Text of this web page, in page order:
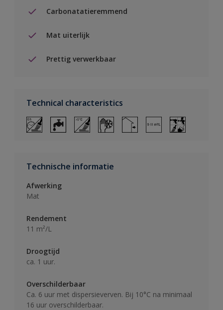
Carbonatatieremmend
Mat uiterlijk
Prettig verwerkbaar
Technical characteristics
Technische informatie
Afwerking
Mat
Rendement
11 m²/L
Droogtijd
ca. 1 uur.
Overschilderbaar
Ca. 6 uur met dispersieverven. Bij 10°C na minimaal
16 uur overschilderbaar.